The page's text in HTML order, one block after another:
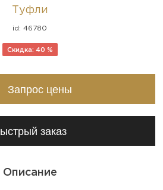
Туфли
id: 46780
Скидка: 40 %
Запрос цены
заказ
Описание